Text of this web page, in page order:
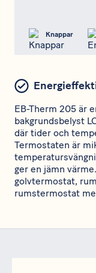
Knappar
EB-Therm 205 är
bakgrundsbelyst
där tider och
Termostaten är
ger en jämn
golvtermostat,
rumstermostat